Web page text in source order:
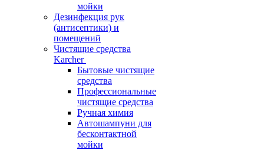
мойки
Дезинфекция рук
(антисептики) и
помещений
Чистящие средства
Karcher
Бытовые чистящие
средства
Профессиональные
чистящие средства
Ручная химия
Автошампуни для
бесконтактной
мойки